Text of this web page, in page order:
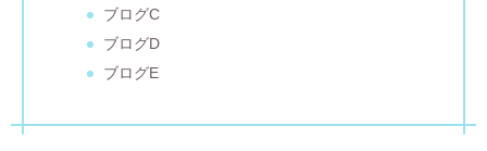
ブログC
ブログD
ブログE